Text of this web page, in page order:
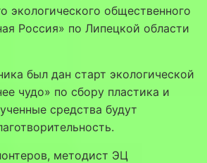
экологического общественного
Россия» по Липецкой области
был дан старт экологической
чудо» по сбору пластика и
средства будут
методист ЭЦ